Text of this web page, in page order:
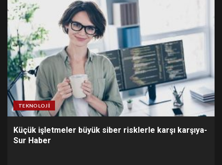
TEKNOLOJI
Küçük işletmeler büyük siber risklerle karşı karşıya-
Sur Haber